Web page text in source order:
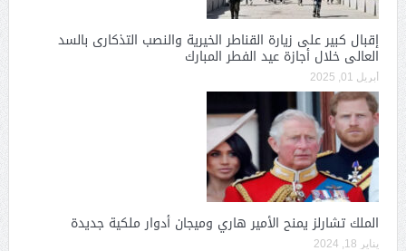
إقبال كبير على زيارة القناطر الخيرية والنصب التذكارى بالسد
العالى خلال أجازة عيد الفطر المبارك
أبريل 01, 2025
الملك تشارلز يمنح الأمير هاري وميجان أدوار ملكية جديدة
يناير 18, 2024